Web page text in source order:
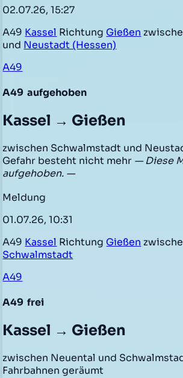
02.07.26, 15:27
A49 Kassel Richtung Gießen
und Neustadt (Hessen)
A49
A49 aufgehoben
Kassel → Gießen
zwischen Schwalmstadt und
Gefahr besteht nicht mehr — Diese
aufgehoben. —
Meldung
01.07.26, 10:31
A49 Kassel Richtung Gießen
Schwalmstadt
A49
A49 frei
Kassel → Gießen
zwischen Neuental und
Fahrbahnen geräumt